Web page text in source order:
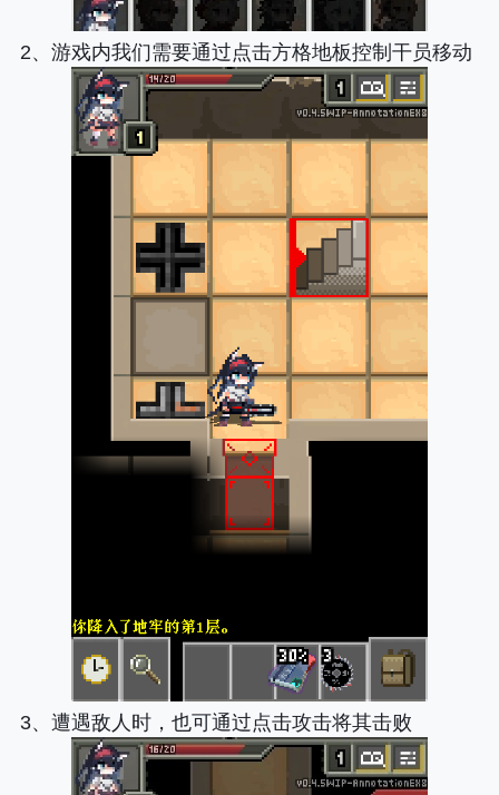
2、游戏内我们需要通过点击方格地板控制干员移动
3、遭遇敌人时，也可通过点击攻击将其击败